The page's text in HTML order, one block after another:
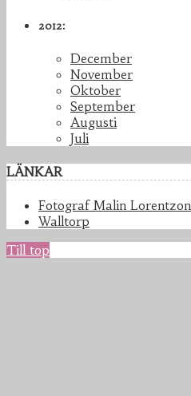
2012:
December
November
Oktober
September
Augusti
Juli
LÄNKAR
Fotograf Malin Lorentzon
Walltorp
Till top